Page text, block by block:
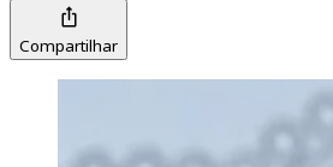
Compartilhar